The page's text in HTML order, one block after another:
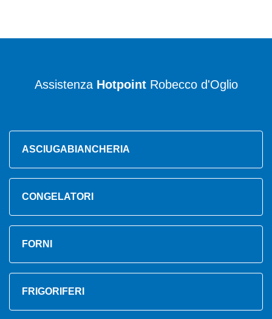
Assistenza HotpointRobecco d'Oglio
ASCIUGABIANCHERIA
CONGELATORI
FORNI
FRIGORIFERI